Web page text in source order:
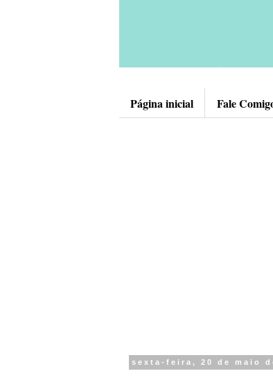
Página inicial Fale
sexta-feira, 20 de maio